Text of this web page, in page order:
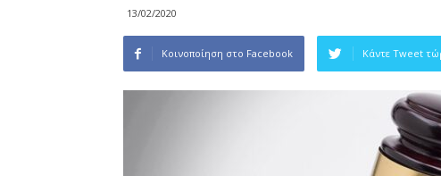
13/02/2020
Κοινοποίηση στο Facebook Κάντε Tweet